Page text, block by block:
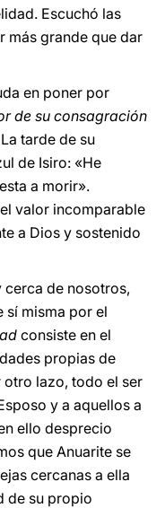
Escuchó las
más grande que dar
en poner por
de su consagración
La tarde de su
de Isiro: «He
a morir».
valor incomparable
a Dios y sostenido
cerca de nosotros,
sí misma por el
consiste en el
propias de
otro lazo, todo el ser
y a aquellos a
ello desprecio
que Anuarite se
cercanas a ella
de su propio